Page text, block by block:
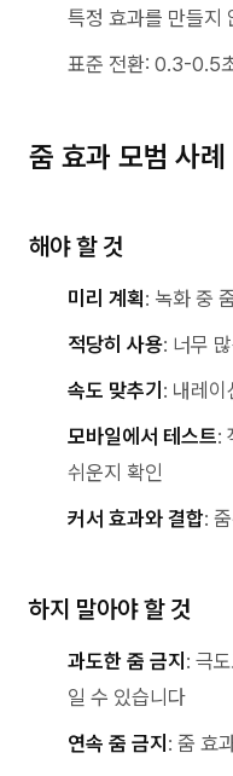
특정 효과를 만들지
표준 전환: 0.3-0.5
줌 효과 모범 사례
해야 할 것
미리 계획: 녹화 중
적당히 사용: 너무
속도 맞추기 : 내레이
모바일에서 테스트:
쉬운지 확인
커서 효과와 결합:
하지 말아야 할 것
과도한 줌 금지 : 극
일 수 있습니다
연속 줌 금지 : 줌 효